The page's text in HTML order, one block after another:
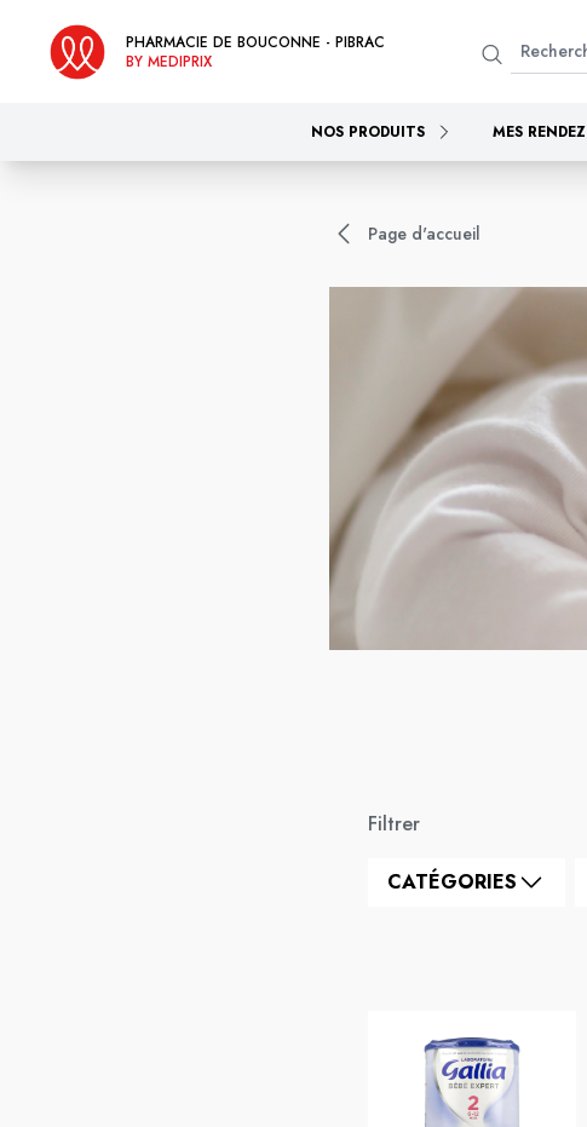
PHARMACIE DE BOUCONNE - PIBRAC
BY MEDIPRIX
NOS PRODUITS MES
Page d'accueil
Filtrer
CATÉGORIES